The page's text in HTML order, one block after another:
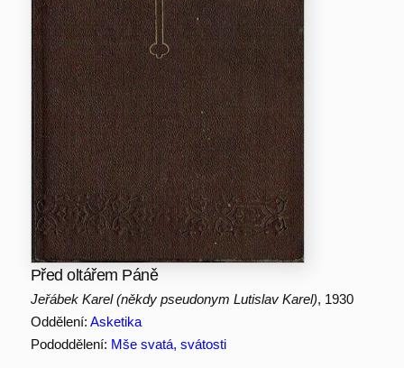
Před oltářem Páně
Jeřábek Karel (někdy pseudonym Lutislav Karel), 1930
Oddělení: Asketika
Pododdělení: Mše svatá, svátosti